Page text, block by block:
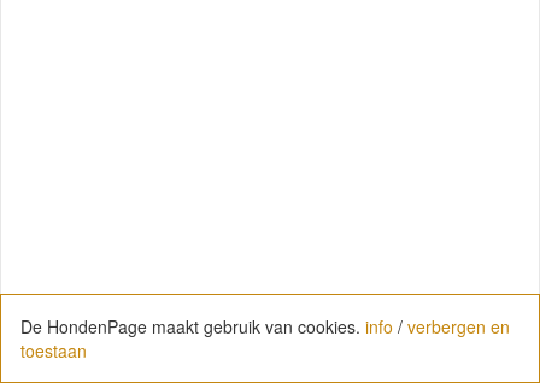
De HondenPage maakt gebruik van cookies. info / verbergen en
toestaan